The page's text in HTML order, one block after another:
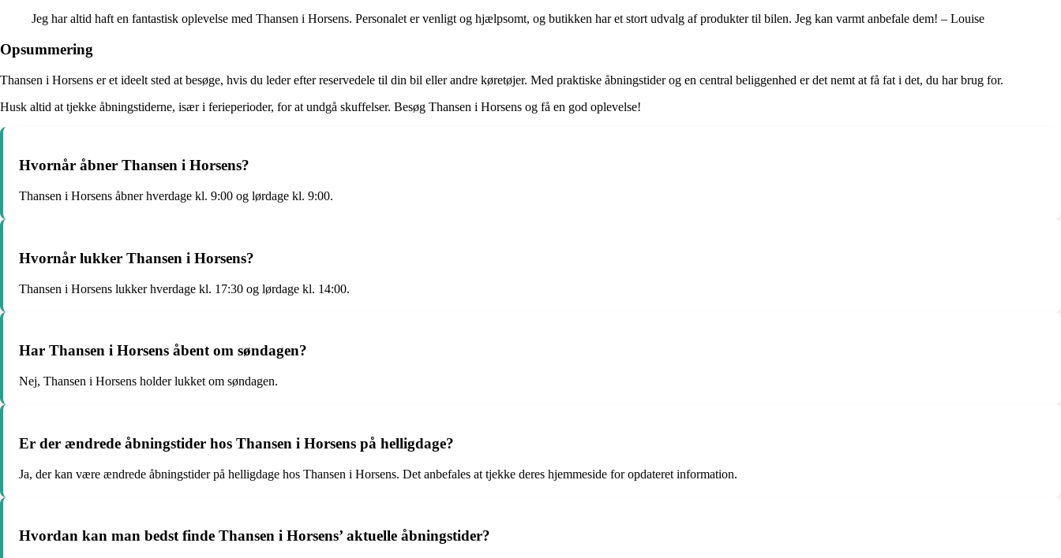
Jeg har altid haft en fantastisk oplevelse med Thansen i Horsens. Personalet er venligt og hjælpsomt, og butikken har et stort udvalg af produkter til bilen. Jeg kan varmt anbefale dem! – Louise
Opsummering
Thansen i Horsens er et ideelt sted at besøge, hvis du leder efter reservedele til din bil eller andre køretøjer. Med praktiske åbningstider og en central beliggenhed er det nemt at få fat i det, du har brug for.
Husk altid at tjekke åbningstiderne, især i ferieperioder, for at undgå skuffelser. Besøg Thansen i Horsens og få en god oplevelse!
Hvornår åbner Thansen i Horsens?
Thansen i Horsens åbner hverdage kl. 9:00 og lørdage kl. 9:00.
Hvornår lukker Thansen i Horsens?
Thansen i Horsens lukker hverdage kl. 17:30 og lørdage kl. 14:00.
Har Thansen i Horsens åbent om søndagen?
Nej, Thansen i Horsens holder lukket om søndagen.
Er der ændrede åbningstider hos Thansen i Horsens på helligdage?
Ja, der kan være ændrede åbningstider på helligdage hos Thansen i Horsens. Det anbefales at tjekke deres hjemmeside for opdateret information.
Hvordan kan man bedst finde Thansen i Horsens’ aktuelle åbningstider?